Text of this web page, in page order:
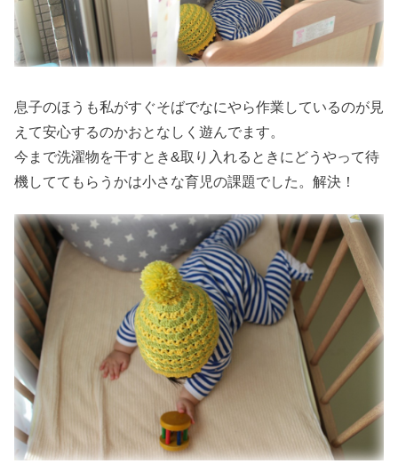
息子のほうも私がすぐそばでなにやら作業しているのが見
えて安心するのかおとなしく遊んでます。
今まで洗濯物を干すとき&取り入れるときにどうやって待
機しててもらうかは小さな育児の課題でした。解決！